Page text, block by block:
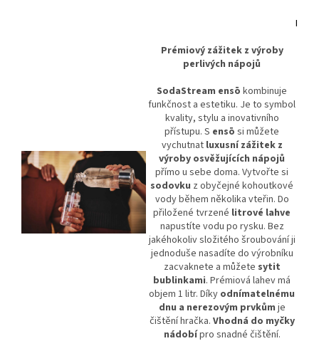
I
Prémiový zážitek z výroby
perlivých nápojů
SodaStream ensō kombinuje
funkčnost a estetiku. Je to symbol
kvality, stylu a inovativního
přístupu. S ensō si můžete
vychutnat luxusní zážitek z
výroby osvěžujících nápojů
přímo u sebe doma. Vytvořte si
sodovku z obyčejné kohoutkové
vody během několika vteřin. Do
přiložené tvrzené litrové lahve
napustíte vodu po rysku. Bez
jakéhokoliv složitého šroubování ji
jednoduše nasadíte do výrobníku
zacvaknete a můžete sytit
bublinkami. Prémiová lahev má
objem 1 litr. Díky odnímatelnému
dnu a nerezovým prvkům je
čištění hračka. Vhodná do myčky
nádobípro snadné čištění.